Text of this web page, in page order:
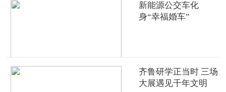
新能源公交车化
身“幸福婚车”
齐鲁研学正当时 三场
大展遇见千年文明